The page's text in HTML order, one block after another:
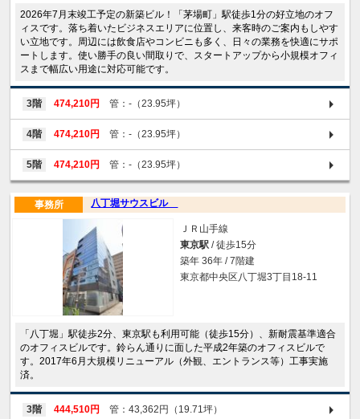
2026年7月末竣工予定の新築ビル！「茅場町」駅徒歩1分の好立地のオフ
ィスです。落ち着いたビジネスエリアに位置し、来客時のご案内もしやす
い立地です。周辺には飲食店やコンビニも多く、日々の業務を快適にサポ
ートします。使い勝手の良い間取りで、スタートアップから小規模オフィ
スまで幅広い用途に対応可能です。
3階 474,210円 管：-（23.95坪）
4階 474,210円 管：-（23.95坪）
5階 474,210円 管：-（23.95坪）
八丁堀サウスビル
事務所
ＪＲ山手線
東京駅 / 徒歩15分
築年 36年 / 7階建
東京都中央区八丁堀3丁目18-11
「八丁堀」駅徒歩2分、東京駅も利用可能（徒歩15分）、新耐震基準適合
のオフィスビルです。鈴らん通りに面した平成2年築のオフィスビルで
す。2017年6月大規模リニューアル（外観、エントランス等）工事実施
済。
3階 444,510円 管：43,362円（19.71坪）